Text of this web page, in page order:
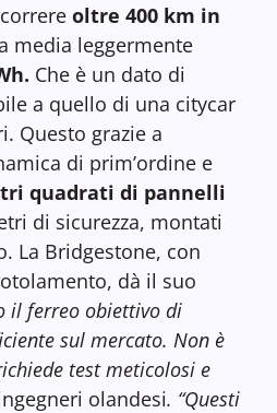
oltre 400 km in
media leggermente
Che è un dato di
a quello di una citycar
Questo grazie a
di prim’ordine e
quadrati di pannelli
di sicurezza, montati
La Bridgestone, con
dà il suo
il ferreo obiettivo di
sul mercato. Non è
test meticolosi e
olandesi. “Questi